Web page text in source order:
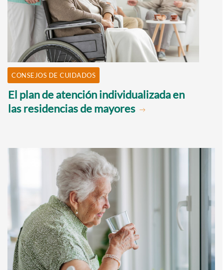
CONSEJOS DE CUIDADOS
El plan de atención individualizada en
las residencias de mayores